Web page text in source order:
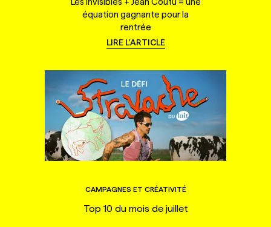
équation gagnante pour la
rentrée
LIRE L'ARTICLE
CAMPAGNES ET CRÉATIVITÉ
Top 10 du mois de juillet